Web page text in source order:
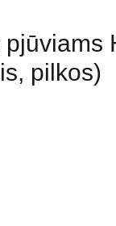
pilkos)